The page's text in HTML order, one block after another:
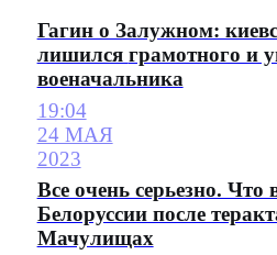
Гагин о Залужном:
лишился грамотного и умного
военачальника
19:04
24 МАЯ
2023
Все очень серьезно.
Белоруссии после
Мачулищах